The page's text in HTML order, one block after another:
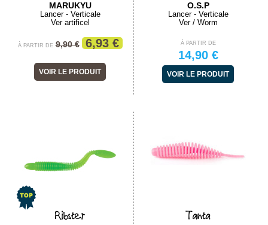
MARUKYU
Lancer - Verticale
Ver artificel
À PARTIR DE 9,90 € 6,93 €
VOIR LE PRODUIT
O.S.P
Lancer - Verticale
Ver / Worm
À PARTIR DE
14,90 €
VOIR LE PRODUIT
Ribster Tanta